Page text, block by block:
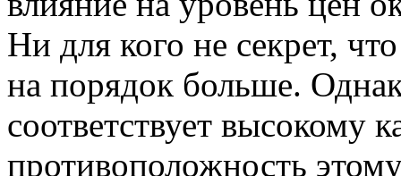
Ни для кого не секрет,
на порядок больше.
соответствует высокому
противоположность